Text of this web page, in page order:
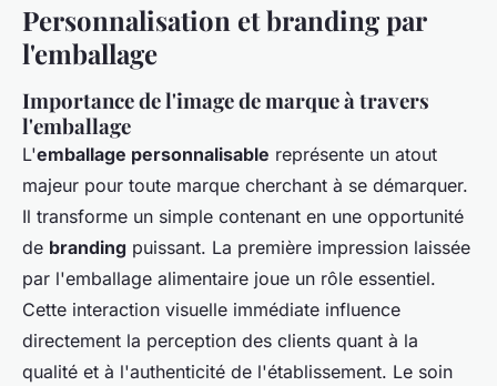
Personnalisation et branding par
l'emballage
Importance de l'image de marque à travers
l'emballage
L'emballage personnalisable représente un atout
majeur pour toute marque cherchant à se démarquer.
Il transforme un simple contenant en une opportunité
de branding puissant. La première impression laissée
par l'emballage alimentaire joue un rôle essentiel.
Cette interaction visuelle immédiate influence
directement la perception des clients quant à la
qualité et à l'authenticité de l'établissement. Le soin